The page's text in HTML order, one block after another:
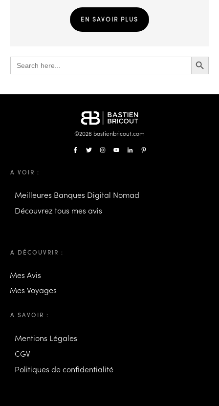
EN SAVOIR PLUS
Search
for:
Search Button
©2026 bastienbricout.com
A VOIR :
Meilleures Banques Digital Nomad
Découvrez tous mes avis
A DÉCOUVRIR :
Mes Avis
Mes Voyages
A SAVOIR :
Mentions Légales
CGV
Politiques de confidentialité